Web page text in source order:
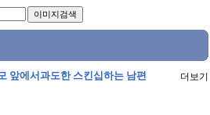
앞에서과도한 스킨십하는 남편 더보기